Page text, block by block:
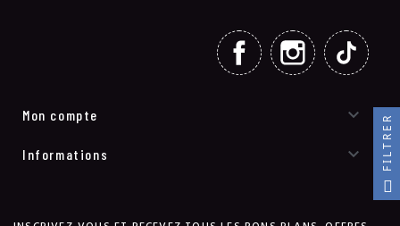
FACEBOOK INSTAGRAM
Mon compte 
Informations  FILTRER